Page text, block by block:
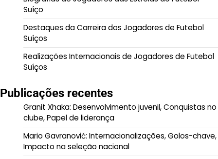
Suíço
Destaques da Carreira dos Jogadores de Futebol
Suíços
Realizações Internacionais de Jogadores de Futebol
Suíços
Publicações recentes
Granit Xhaka: Desenvolvimento juvenil, Conquistas no
clube, Papel de liderança
Mario Gavranović: Internacionalizações, Golos-chave,
Impacto na seleção nacional